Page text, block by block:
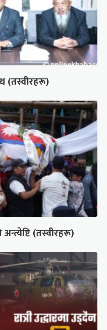
(तस्वीरहरू)
(तस्वीरहरू)